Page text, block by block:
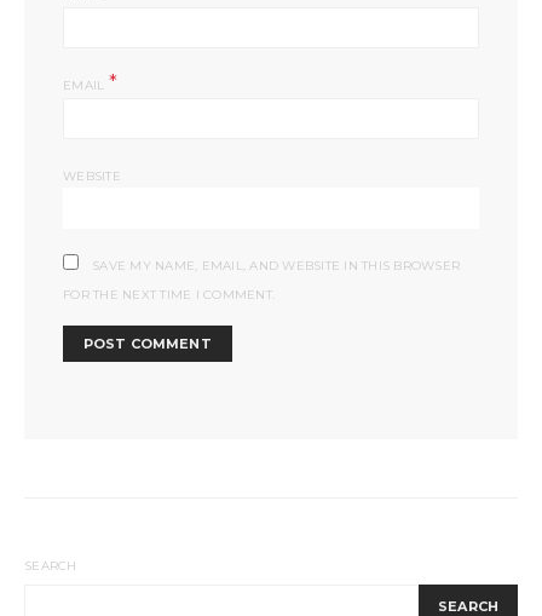
EMAIL *
WEBSITE
SAVE MY NAME, EMAIL, AND WEBSITE IN THIS BROWSER
FOR THE NEXT TIME I COMMENT.
SEARCH
SEARCH